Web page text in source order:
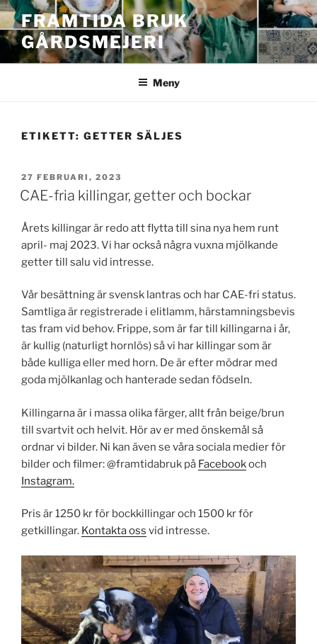
Hoppa
till
innehåll
FRAMTIDA BRUK
GÅRDSMEJERI
Meny
ETIKETT: GETTER SÄLJES
PUBLICERAT
27 FEBRUARI, 2023
CAE-fria killingar, getter och bockar
Årets killingar är redo att flytta till sina nya hem runt
april- maj 2023. Vi har också några vuxna mjölkande
getter till salu vid intresse.
Vår besättning är svensk lantras och har CAE-fri status.
Samtliga är registrerade i elitlamm, härstamningsbevis
tas fram vid behov. Frippe, som är far till killingarna i år,
är kullig (naturligt hornlös) så vi har killingar som är
både kulliga eller med horn. De är efter mödrar med
goda mjölkanlag och hanterade sedan födseln.
Killingarna är i massa olika färger, allt från beige/brun
till svartvit och helvit. Hör av er med önskemål så
ordnar vi bilder. Ni kan även se våra sociala medier för
bilder och filmer: @framtidabruk på Facebookoch
Instagram.
Pris är 1250 kr för bockkillingar och 1500 kr för
getkillingar. Kontakta oss vid intresse.